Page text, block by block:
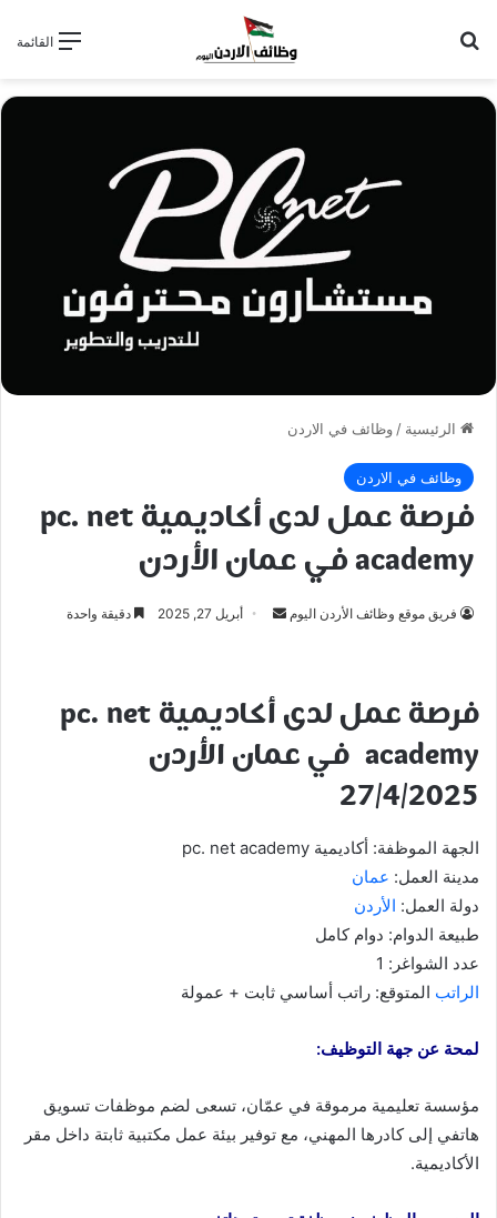
القائمة
الرئيسية / وظائف في الاردن
وظائف في الاردن
فرصة عمل لدى أكاديمية pc. net
academy في عمان الأردن
فريق موقع وظائف الأردن اليوم
أرسل أبريل 27, 2025 دقيقة واحدة
فرصة عمل لدى أكاديمية pc. net
academy في عمان الأردن
27/4/2025
الجهة الموظفة: أكاديمية pc. net academy
مدينة العمل: عمان
دولة العمل: الأردن
طبيعة الدوام: دوام كامل
عدد الشواغر: 1
الراتب المتوقع: راتب أساسي ثابت + عمولة
لمحة عن جهة التوظيف:
مؤسسة تعليمية مرموقة في عمّان، تسعى لضم موظفات تسويق
هاتفي إلى كادرها المهني، مع توفير بيئة عمل مكتبية ثابتة داخل مقر
الأكاديمية.